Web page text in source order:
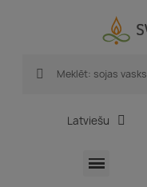
Latviešu